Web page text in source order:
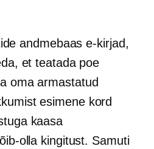
andmebaase-kirjad,
et teatada poe
oma armastatud
esimene kord
kaasa
olla kingitust. Samuti